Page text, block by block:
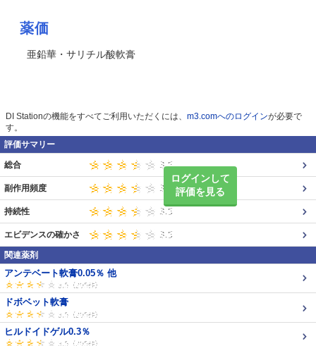
薬価
亜鉛華・サリチル酸軟膏
DI Stationの機能をすべてご利用いただくには、 m3.comへのログインが必要で
す。
評価サマリー
ログインして
評価を見る
総合
副作用頻度
持続性
エビデンスの確かさ
関連薬剤
アンテベート軟膏0.05％ 他
ドボベット軟膏
ヒルドイドゲル0.3％